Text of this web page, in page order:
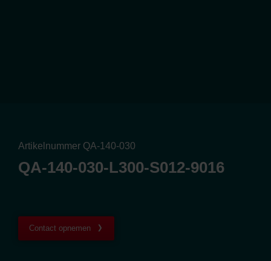
Artikelnummer QA-140-030
QA-140-030-L300-S012-9016
Contact opnemen